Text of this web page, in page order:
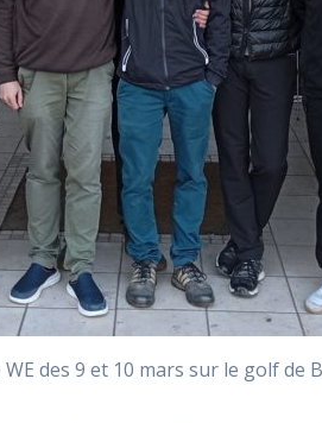
des 9 et 10 mars sur le golf de